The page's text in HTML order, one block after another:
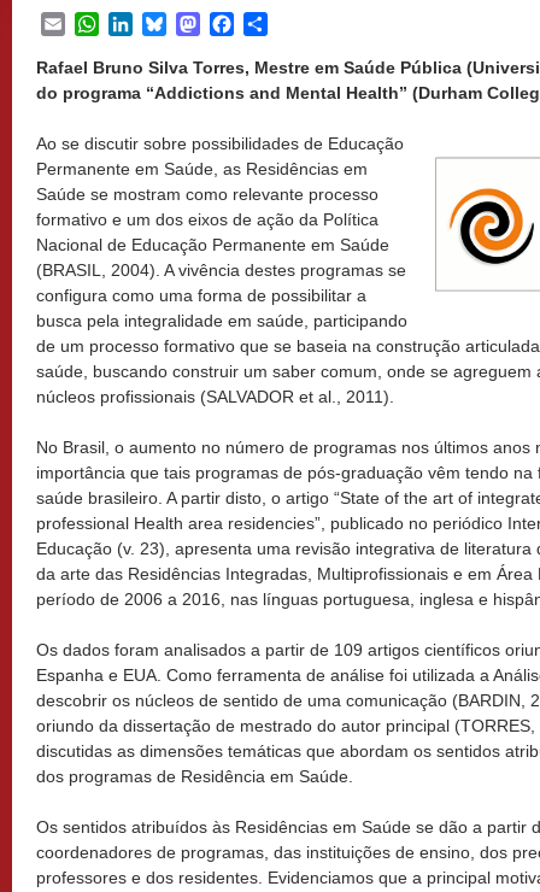
EmailWhatsApp
LinkedInBlueskyMastodonFacebook
Rafael Bruno Silva Torres, Mestre em Saúde Pública
do programa “Addictions and Mental Health” (Durham
Ao se discutir sobre possibilidades de Educação
Permanente em Saúde, as Residências em
Saúde se mostram como relevante processo
formativo e um dos eixos de ação da Política
Nacional de Educação Permanente em Saúde
(BRASIL, 2004). A vivência destes programas se
configura como uma forma de possibilitar a
busca pela integralidade em saúde, participando
de um processo formativo que se baseia na construção
saúde, buscando construir um saber comum, onde se agreguem
núcleos profissionais (SALVADOR et al., 2011).
No Brasil, o aumento no número de programas nos últimos anos
importância que tais programas de pós-graduação vêm tendo
saúde brasileiro. A partir disto, o artigo “State of the art of
professional Health area residencies”, publicado no periódico
Educação (v. 23), apresenta uma revisão integrativa de
da arte das Residências Integradas, Multiprofissionais e em Área
período de 2006 a 2016, nas línguas portuguesa, inglesa e
Os dados foram analisados a partir de 109 artigos científicos
Espanha e EUA. Como ferramenta de análise foi utilizada a
descobrir os núcleos de sentido de uma comunicação (BARDIN,
oriundo da dissertação de mestrado do autor principal
discutidas as dimensões temáticas que abordam os sentidos
dos programas de Residência em Saúde.
Os sentidos atribuídos às Residências em Saúde se dão a partir
coordenadores de programas, das instituições de ensino, dos
professores e dos residentes. Evidenciamos que a principal